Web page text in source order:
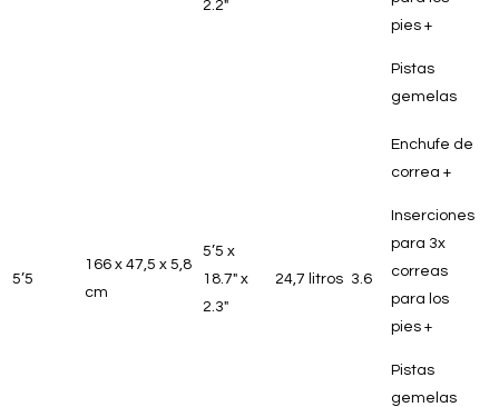
2.2″
pies +
Pistas
gemelas
5’5
166 x 47,5 x 5,8
cm
5’5 x
18.7″ x
2.3″
24,7 litros 3.6
Enchufe de
correa +
Inserciones
para 3x
correas
para los
pies +
Pistas
gemelas